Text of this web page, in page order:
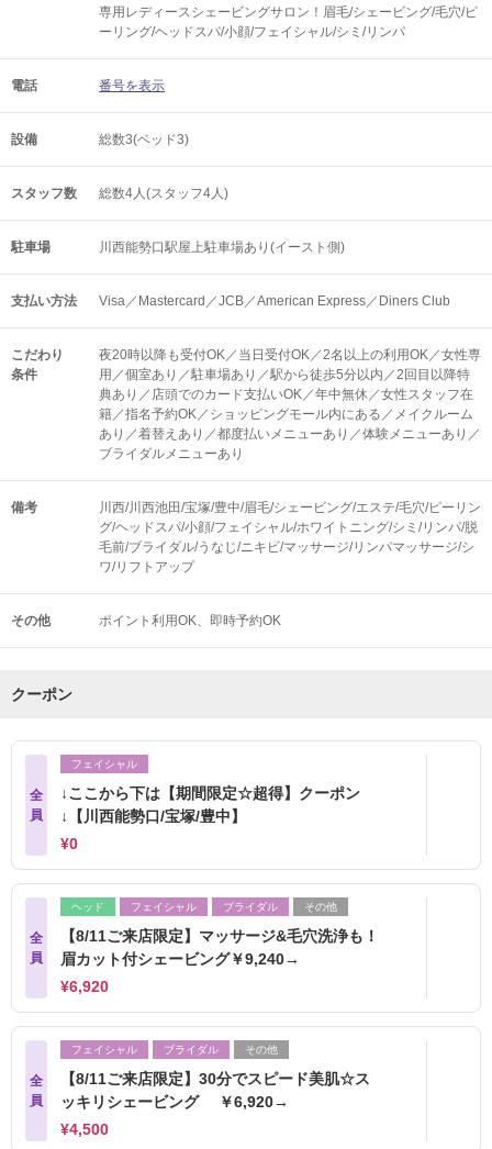
専用レディースシェービングサロン！眉毛/シェービング/毛穴/ピ
ーリング/ヘッドスパ/小顔/フェイシャル/シミ/リンパ
電話 番号を表示
設備 総数3(ベッド3)
スタッフ数 総数4人(スタッフ4人)
駐車場 川西能勢口駅屋上駐車場あり(イースト側)
支払い方法 Visa／Mastercard／JCB／American Express／Diners Club
こだわり
条件
夜20時以降も受付OK／当日受付OK／2名以上の利用OK／女性専
用／個室あり／駐車場あり／駅から徒歩5分以内／2回目以降特
典あり／店頭でのカード支払いOK／年中無休／女性スタッフ在
籍／指名予約OK／ショッピングモール内にある／メイクルーム
あり／着替えあり／都度払いメニューあり／体験メニューあり／
ブライダルメニューあり
備考
川西/川西池田/宝塚/豊中/眉毛/シェービング/エステ/毛穴/ピーリン
グ/ヘッドスパ/小顔/フェイシャル/ホワイトニング/シミ/リンパ/脱
毛前/ブライダル/うなじ/ニキビ/マッサージ/リンパマッサージ/シ
ワ/リフトアップ
その他 ポイント利用OK 即時予約OK
クーポン
全
員
フェイシャル
↓ここから下は【期間限定☆超得】クーポン
↓【川西能勢口/宝塚/豊中】
¥0
全
員
ヘッド フェイシャル ブライダル その他
【8/11ご来店限定】マッサージ&毛穴洗浄も！
眉カット付シェービング￥9,240→
¥6,920
全
員
フェイシャル ブライダル その他
【8/11ご来店限定】30分でスピード美肌☆ス
ッキリシェービング ￥6,920→
¥4,500